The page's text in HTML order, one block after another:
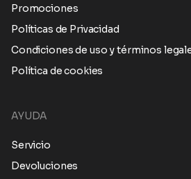
Promociones
Políticas de Privacidad
Condiciones de uso y términos
Política de cookies
AYUDA
Servicio
Devoluciones